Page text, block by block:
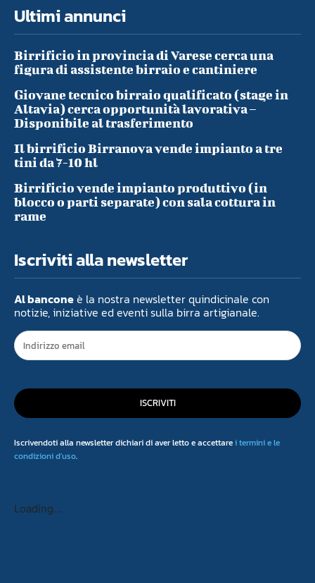
Ultimi annunci
Birrificio in provincia di Varese cerca una
figura di assistente birraio e cantiniere
Giovane tecnico birraio qualificato (stage in
Altavia) cerca opportunità lavorativa –
Disponibile al trasferimento
Il birrificio Birranova vende impianto a tre
tini da 7-10 hl
Birrificio vende impianto produttivo (in
blocco o parti separate) con sala cottura in
rame
Iscriviti alla newsletter
Al banconeè la nostra newsletter quindicinale con
notizie, iniziative ed eventi sulla birra artigianale.
ISCRIVITI
Iscrivendoti alla newsletter dichiari di aver letto e accettarei termini e le
condizioni d'uso.
Loading...